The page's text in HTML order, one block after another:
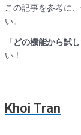
この記事を参考に
い。
「どの機能から試
い！
Khoi Tran